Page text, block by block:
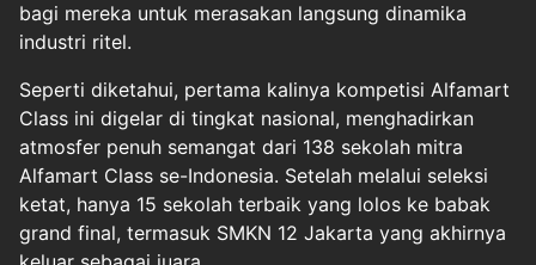
bagi mereka untuk merasakan langsung dinamika
industri ritel.
Seperti diketahui, pertama kalinya kompetisi Alfamart
Class ini digelar di tingkat nasional, menghadirkan
atmosfer penuh semangat dari 138 sekolah mitra
Alfamart Class se-Indonesia. Setelah melalui seleksi
ketat, hanya 15 sekolah terbaik yang lolos ke babak
grand final, termasuk SMKN 12 Jakarta yang akhirnya